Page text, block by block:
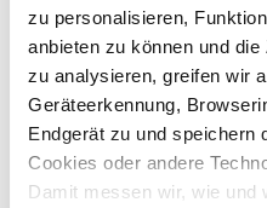
zu personalisieren,
anbieten zu können und
zu analysieren, greifen wir
Geräteerkennung,
Endgerät zu und speichern
Cookies oder andere
Damit messen wir, wie und
Nichtmitglieder €
Preise zzgl. MwSt.
Interessiert an einer